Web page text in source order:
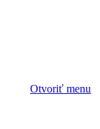
Otvoriť menu